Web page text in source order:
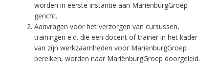
worden in eerste instantie aan MariënburgGroep
gericht.
Aanvragen voor het verzorgen van cursussen,
trainingen e.d. die een docent of trainer in het kader
van zijn werkzaamheden voor MariënburgGroep
bereiken, worden naar MariënburgGroep doorgeleid.